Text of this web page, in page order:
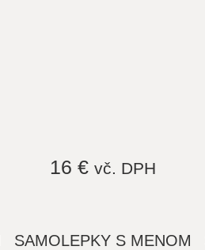
16 € vč. DPH
SAMOLEPKY S MENOM